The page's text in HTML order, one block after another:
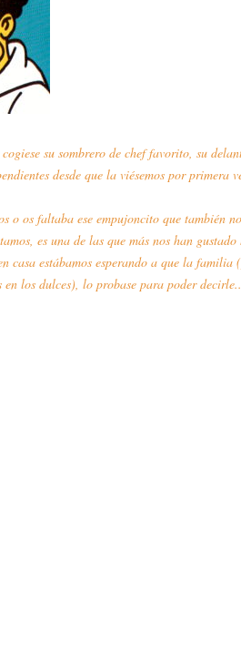
su sombrero de chef favorito, su
desde que la viésemos por primera
o os faltaba ese empujoncito que también
es una de las que más nos han
casa estábamos esperando a que la familia
en los dulces), lo probase para poder